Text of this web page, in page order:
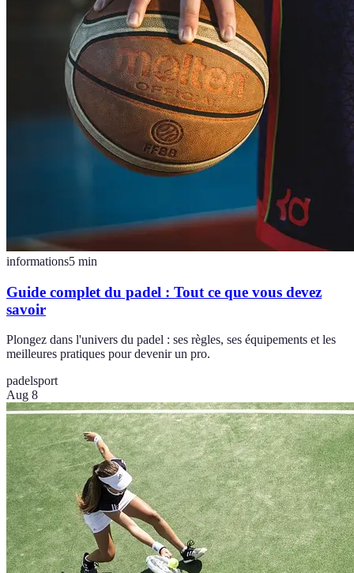
informations5 min
Guide complet du padel : Tout ce que vous devez
savoir
Plongez dans l'univers du padel : ses règles, ses équipements et les
meilleures pratiques pour devenir un pro.
padelsport
Aug 8